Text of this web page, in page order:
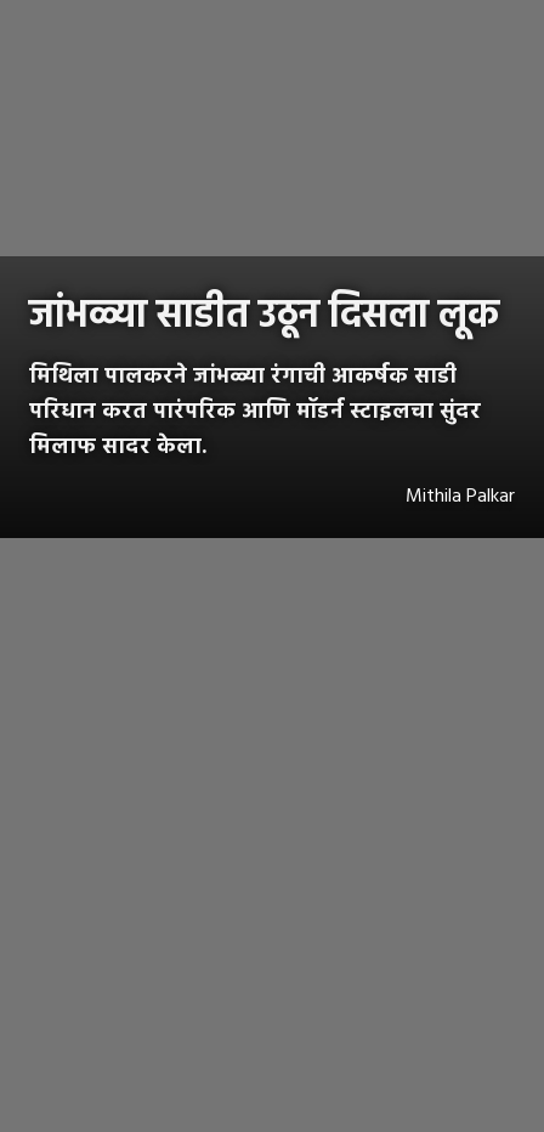
जांभळ्या साडीत उठून दिसला लूक
मिथिला पालकरने जांभळ्या रंगाची आकर्षक साडी
परिधान करत पारंपरिक आणि मॉडर्न स्टाइलचा सुंदर
मिलाफ सादर केला.
Mithila Palkar